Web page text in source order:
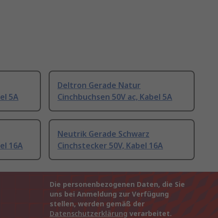
5A
Deltron Gerade Natur
Cinchbuchsen 50V ac, Kabel 5A
16A
Neutrik Gerade Schwarz
Cinchstecker 50V, Kabel 16A
Die personenbezogenen Daten, die Sie
uns bei Anmeldung zur Verfügung
stellen, werden gemäß der
Datenschutzerklärung verarbeitet.